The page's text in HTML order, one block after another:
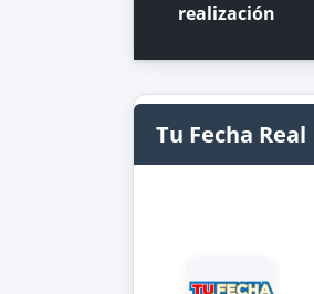
realización
Tu Fecha Real